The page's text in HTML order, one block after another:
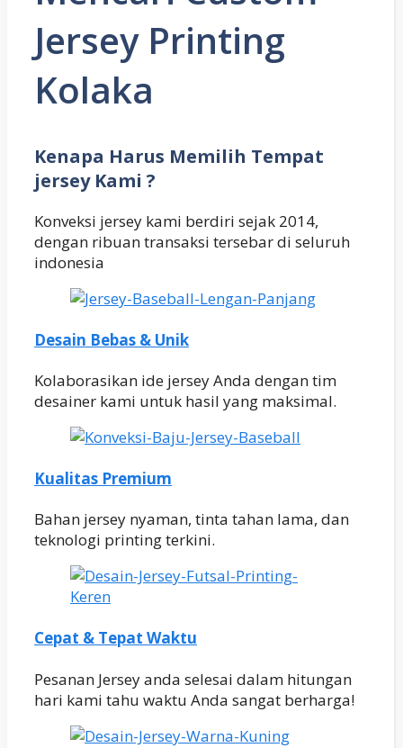
Jersey Printing
Kolaka
Kenapa Harus Memilih Tempat
jersey Kami ?
Konveksi jersey kami berdiri sejak 2014,
dengan ribuan transaksi tersebar di seluruh
indonesia
Desain Bebas & Unik
Kolaborasikan ide jersey Anda dengan tim
desainer kami untuk hasil yang maksimal.
Kualitas Premium
Bahan jersey nyaman, tinta tahan lama, dan
teknologi printing terkini.
Cepat & Tepat Waktu
Pesanan Jersey anda selesai dalam hitungan
hari kami tahu waktu Anda sangat berharga!